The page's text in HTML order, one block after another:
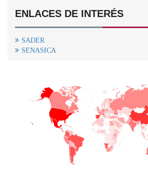
ENLACES DE INTERÉS
SADER
SENASICA